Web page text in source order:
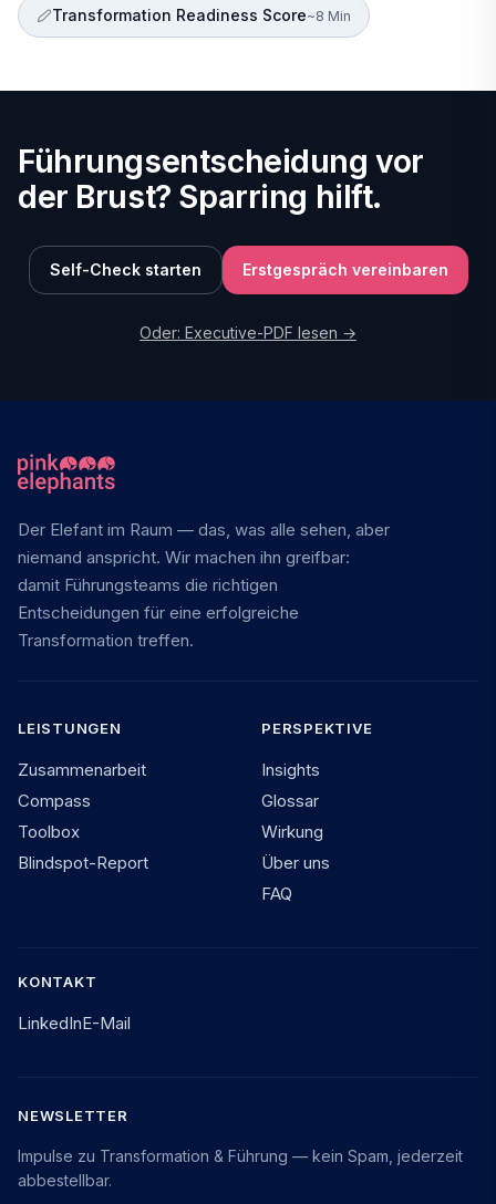
Transformation Readiness Score~8 Min
Führungsentscheidung vor
der Brust? Sparring hilft.
Self-Check starten Erstgespräch vereinbaren
Oder: Executive-PDF lesen →
Der Elefant im Raum — das, was alle sehen, aber
niemand anspricht. Wir machen ihn greifbar:
damit Führungsteams die richtigen
Entscheidungen für eine erfolgreiche
Transformation treffen.
LEISTUNGEN
Zusammenarbeit
Compass
Toolbox
Blindspot-Report
PERSPEKTIVE
Insights
Glossar
Wirkung
Über uns
FAQ
KONTAKT
LinkedInE-Mail
NEWSLETTER
Impulse zu Transformation & Führung — kein Spam, jederzeit
abbestellbar.